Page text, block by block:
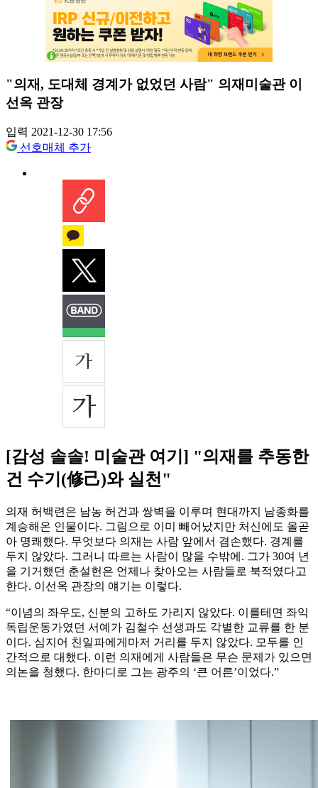
"의재, 도대체 경계가 없었던 사람" 의재미술관 이
선옥 관장
입력 2021-12-30 17:56
선호매체 추가
[감성 솔솔! 미술관 여기] "의재를 추동한
건 수기(修己)와 실천"
의재 허백련은 남농 허건과 쌍벽을 이루며 현대까지 남종화를
계승해온 인물이다. 그림으로 이미 빼어났지만 처신에도 올곧
아 명쾌했다. 무엇보다 의재는 사람 앞에서 겸손했다. 경계를
두지 않았다. 그러니 따르는 사람이 많을 수밖에. 그가 30여 년
을 기거했던 춘설헌은 언제나 찾아오는 사람들로 북적였다고
한다. 이선옥 관장의 얘기는 이렇다.
“이념의 좌우도, 신분의 고하도 가리지 않았다. 이를테면 좌익
독립운동가였던 서예가 김철수 선생과도 각별한 교류를 한 분
이다. 심지어 친일파에게마저 거리를 두지 않았다. 모두를 인
간적으로 대했다. 이런 의재에게 사람들은 무슨 문제가 있으면
의논을 청했다. 한마디로 그는 광주의 ‘큰 어른’이었다.”